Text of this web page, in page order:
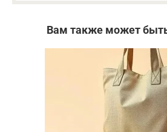
Вам также может